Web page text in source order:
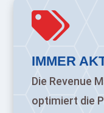

IMMER
Die Revenue
optimiert die